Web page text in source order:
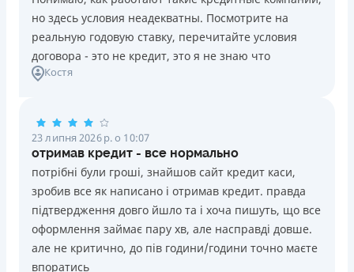
но здесь условия неадекватны. Посмотрите на
реальную годовую ставку, перечитайте условия
договора - это не кредит, это я не знаю что
Костя
23 липня 2026 р. о 10:07
отримав кредит - все нормально
потрібні були гроші, знайшов сайт кредит каси,
зробив все як написано і отримав кредит. правда
підтвердження довго йшло та і хоча пишуть, що все
оформлення займає пару хв, але насправді довше.
але не критично, до пів години/години точно маєте
впоратись